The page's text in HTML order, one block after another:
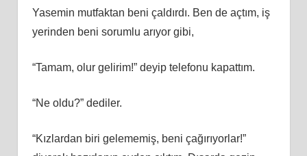
Yasemin mutfaktan beni çaldırdı. Ben de açtım, iş
yerinden beni sorumlu arıyor gibi,
“Tamam, olur gelirim!” deyip telefonu kapattım.
“Ne oldu?” dediler.
“Kızlardan biri gelememiş, beni çağırıyorlar!”